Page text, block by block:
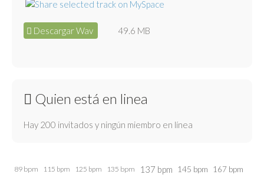
Descargar Wav 49.6 MB
Quien está en linea
Hay 200 invitados y ningún miembro en línea
89 bpm 115 bpm 125 bpm 135 bpm 137 bpm 145 bpm 167 bpm